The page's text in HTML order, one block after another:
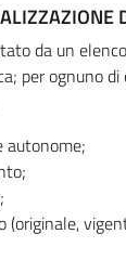
da un
per ognuno
autonome;